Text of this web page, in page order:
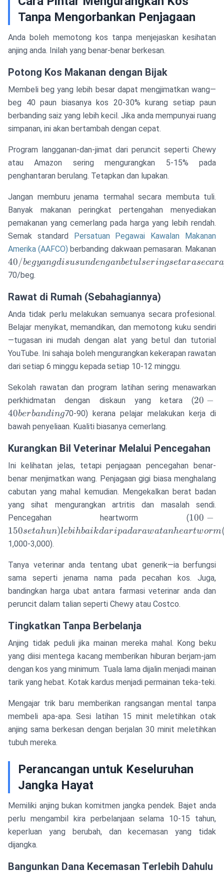
Tanpa Mengorbankan Penjagaan
Anda boleh memotong kos tanpa menjejaskan kesihatan
anjing anda. Inilah yang benar-benar berkesan.
Potong Kos Makanan dengan Bijak
Membeli beg yang lebih besar dapat mengjimatkan wang—
beg 40 paun biasanya kos 20-30% kurang setiap paun
berbanding saiz yang lebih kecil. Jika anda mempunyai ruang
simpanan, ini akan bertambah dengan cepat.
Program langganan-dan-jimat dari peruncit seperti Chewy
atau Amazon sering mengurangkan 5-15% pada
penghantaran berulang. Tetapkan dan lupakan.
Jangan memburu jenama termahal secara membuta tuli.
Banyak makanan peringkat pertengahan menyediakan
pemakanan yang cemerlang pada harga yang lebih rendah.
Semak standard Persatuan Pegawai Kawalan Makanan
Amerika (AAFCO) berbanding dakwaan pemasaran. Makanan
40/beg
yang
dengan
setara
secara
pemakanan
dengan
jenama
40/begyangdisusundenganbetulseringsetarasecara
70/beg.
Rawat di Rumah (Sebahagiannya)
Anda tidak perlu melakukan semuanya secara profesional.
Belajar menyikat, memandikan, dan memotong kuku sendiri
—tugasan ini mudah dengan alat yang betul dan tutorial
YouTube. Ini sahaja boleh mengurangkan kekerapan rawatan
dari setiap 6 minggu kepada setiap 10-12 minggu.
Sekolah rawatan dan program latihan sering menawarkan
perkhidmatan dengan diskaun yang ketara (20-40
20 −
40berbanding70-90) kerana pelajar melakukan kerja di
bawah penyeliaan. Kualiti biasanya cemerlang.
Kurangkan Bil Veterinar Melalui Pencegahan
Ini kelihatan jelas, tetapi penjagaan pencegahan benar-
benar menjimatkan wang. Penjagaan gigi biasa menghalang
cabutan yang mahal kemudian. Mengekalkan berat badan
yang sihat mengurangkan artritis dan masalah sendi.
Pencegahan heartworm (100-150
rawatan
100 −
150setahun)lebihbaikdaripadarawatanheartworm
1,000-3,000).
Tanya veterinar anda tentang ubat generik—ia berfungsi
sama seperti jenama nama pada pecahan kos. Juga,
bandingkan harga ubat antara farmasi veterinar anda dan
peruncit dalam talian seperti Chewy atau Costco.
Tingkatkan Tanpa Berbelanja
Anjing tidak peduli jika mainan mereka mahal. Kong beku
yang diisi mentega kacang memberikan hiburan berjam-jam
dengan kos yang minimum. Tuala lama dijalin menjadi mainan
tarik yang hebat. Kotak kardus menjadi permainan teka-teki.
Mengajar trik baru memberikan rangsangan mental tanpa
membeli apa-apa. Sesi latihan 15 minit meletihkan otak
anjing sama berkesan dengan berjalan 30 minit meletihkan
tubuh mereka.
Perancangan untuk Keseluruhan
Jangka Hayat
Memiliki anjing bukan komitmen jangka pendek. Bajet anda
perlu mengambil kira perbelanjaan selama 10-15 tahun,
keperluan yang berubah, dan kecemasan yang tidak
dijangka.
Bangunkan Dana Kecemasan Terlebih Dahulu